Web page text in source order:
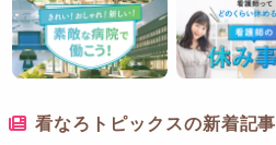
看なろトピックスの新着記事